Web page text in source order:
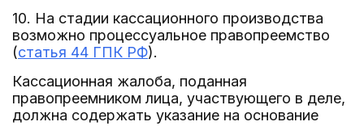
10. На стадии кассационного производства
возможно процессуальное правопреемство
(статья 44 ГПК РФ).
Кассационная жалоба, поданная
правопреемником лица, участвующего в деле,
должна содержать указание на основание